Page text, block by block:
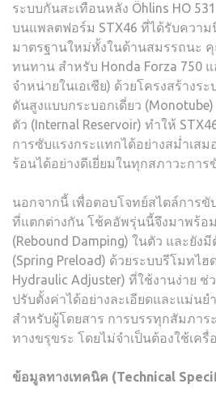
ระบบกันสะเทือนหลัง Öhlins HO
บนแพลตฟอร์ม STX46 ที่ได้รับความ
มาตรฐานใหม่ทั้งในด้านสมรรถนะ
ทนทาน สำหรับ Honda Forza 750 แ
จำหน่ายในเอเชีย) ด้วยโครงสร้างร
ดันสูงแบบกระบอกเดี่ยว
ตัว (Internal Reservoir) ทำให้
การซับแรงกระแทกได้อย่างสม่ำเสม
ร้อนได้อย่างดีเยี่ยมในทุกสภาวะการ
นอกจากนี้ เพื่อตอบโจทย์สไตล์การ
ที่แตกต่างกัน โช้คอัพรุ่นนี้จึงมาพร้อ
(Rebound Damping) ในตัว และยัง
(Spring Preload) ด้วยระบบรีโมทไฮ
Hydraulic Adjuster) ที่ใช้งานง่าย
ปรับตั้งค่าได้อย่างละเอียดและแม่นย
สำหรับผู้โดยสาร การบรรทุกสัมภาร
ทางขรุขระ โดยไม่จำเป็นต้องใช้เครื่
ข้อมูลทางเทคนิค (Technical